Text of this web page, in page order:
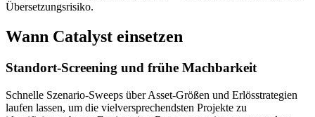
Übersetzungsrisiko.
Wann Catalyst einsetzen
Standort-Screening und frühe Machbarkeit
Schnelle Szenario-Sweeps über Asset-Größen und Erlösstrategien
laufen lassen, um die vielversprechendsten Projekte zu